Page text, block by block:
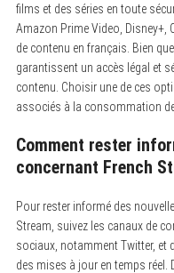
films et des séries en toute
Amazon Prime Video, Disney+,
de contenu en français. Bien
garantissent un accès légal et
contenu. Choisir une de ces
associés à la consommation
Comment rester
concernant French
Pour rester informé des
Stream, suivez les canaux de
sociaux, notamment Twitter, et
des mises à jour en temps